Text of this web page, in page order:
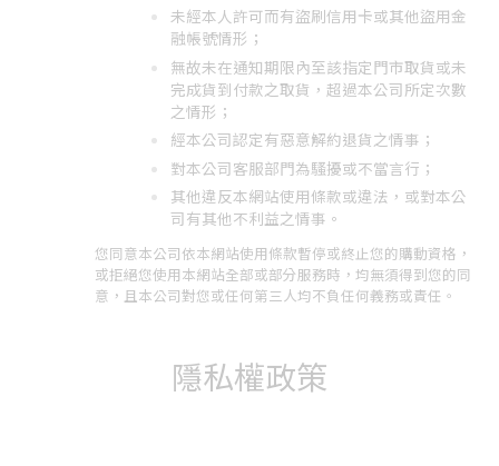
未經本人許可而有盜刷信用卡或其他盜用金
融帳號情形；
無故未在通知期限內至該指定門市取貨或未
完成貨到付款之取貨，超過本公司所定次數
之情形；
經本公司認定有惡意解約退貨之情事；
對本公司客服部門為騷擾或不當言行；
其他違反本網站使用條款或違法，或對本公
司有其他不利益之情事。
您同意本公司依本網站使用條款暫停或終止您的購動資格，
或拒絕您使用本網站全部或部分服務時，均無須得到您的同
意，且本公司對您或任何第三人均不負任何義務或責任。
隱私權政策